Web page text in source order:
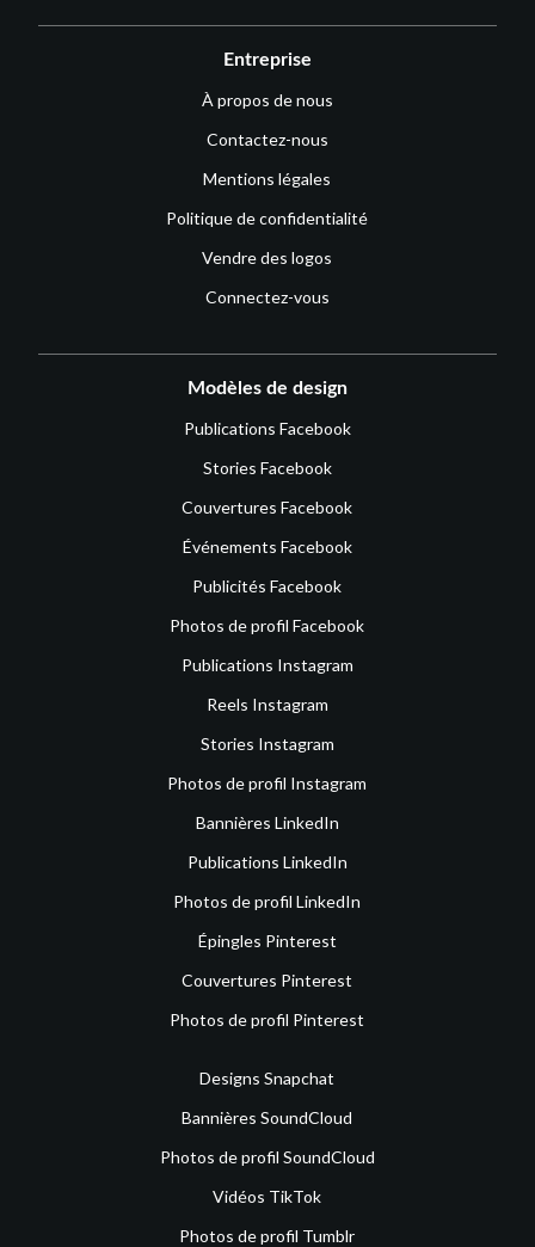
Entreprise
À propos de nous
Contactez-nous
Mentions légales
Politique de confidentialité
Vendre des logos
Connectez-vous
Modèles de design
Publications Facebook
Stories Facebook
Couvertures Facebook
Événements Facebook
Publicités Facebook
Photos de profil Facebook
Publications Instagram
Reels Instagram
Stories Instagram
Photos de profil Instagram
Bannières LinkedIn
Publications LinkedIn
Photos de profil LinkedIn
Épingles Pinterest
Couvertures Pinterest
Photos de profil Pinterest
Designs Snapchat
Bannières SoundCloud
Photos de profil SoundCloud
Vidéos TikTok
Photos de profil Tumblr